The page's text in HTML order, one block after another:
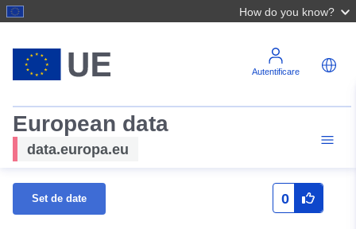
How do you know?
Autentificare
European data
data.europa.eu
Set de date 0